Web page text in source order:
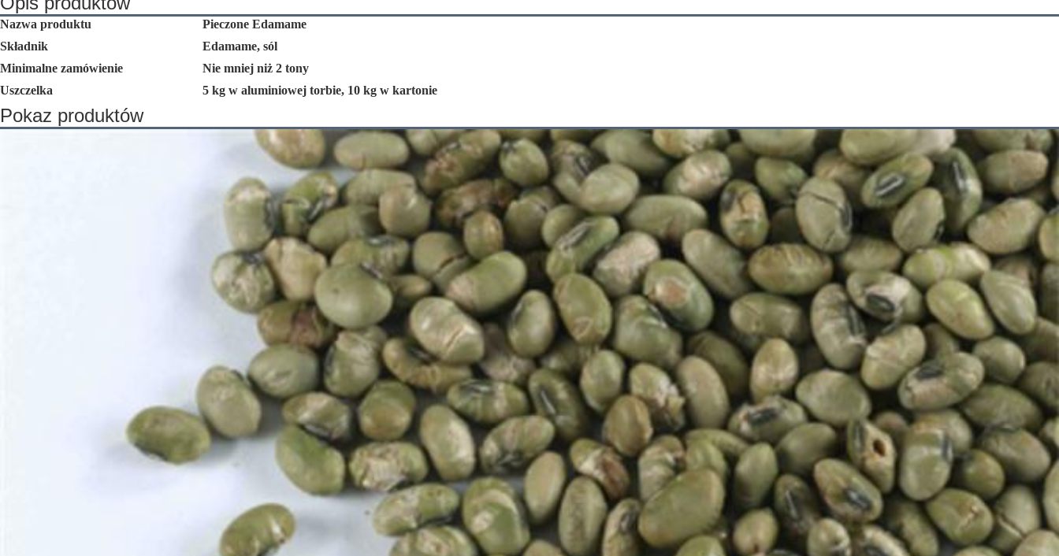
Nazwa produktu
Pieczone Edamame
Składnik
Edamame, sól
Minimalne zamówienie
Nie mniej niż 2 tony
Uszczelka
5 kg w aluminiowej torbie, 10 kg w kartonie
Pokaz produktów